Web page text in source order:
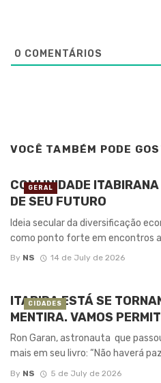
0 COMENTÁRIOS
VOCÊ TAMBÉM PODE
COMUNIDADE
DE SEU FUTURO
Ideia secular da diversificação
como ponto forte em encontros
By NS 14 de July de 2026
GERAL
ITABIRA ESTÁ SE
MENTIRA. VAMOS
Ron Garan, astronauta que
mais em seu livro: “Não haverá
By NS 5 de July de 2026
CIDADES